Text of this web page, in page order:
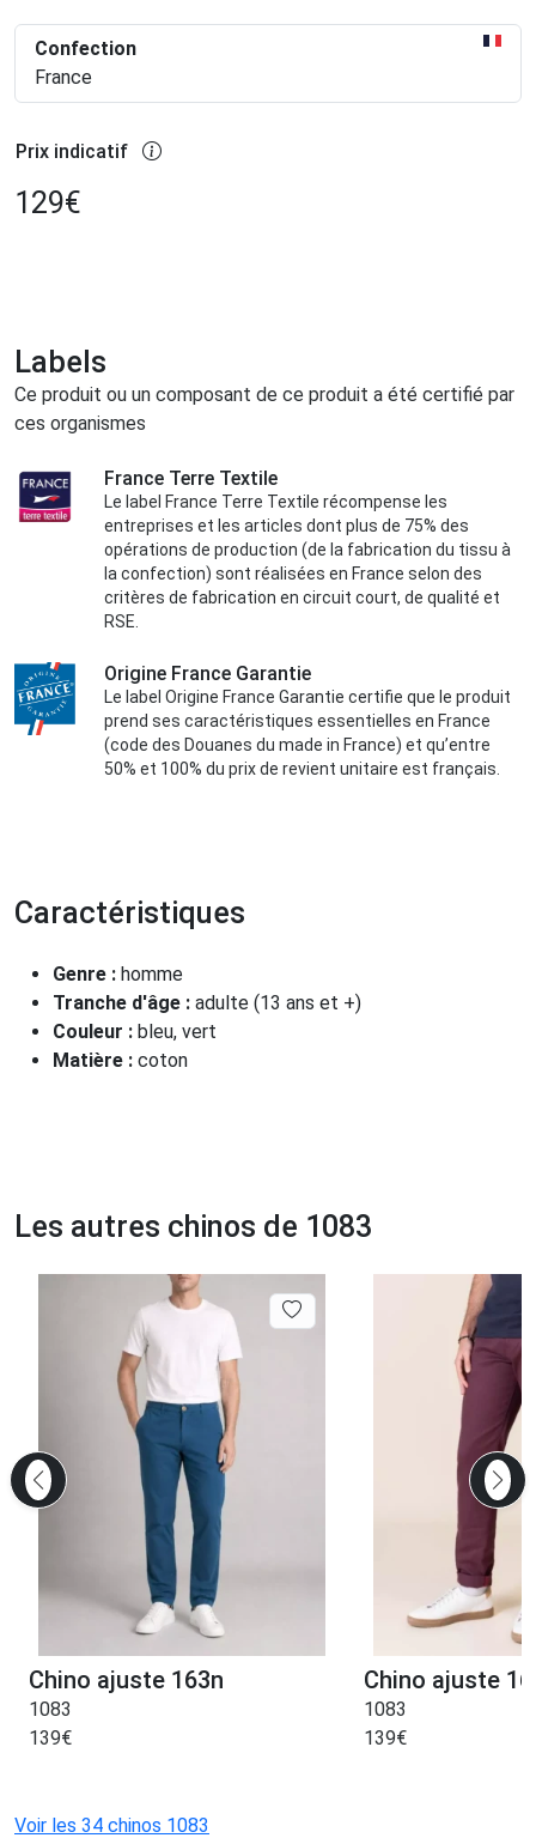
Confection
France
Prix indicatif
129€
Labels
Ce produit ou un composant de ce produit a été certifié par
ces organismes
France Terre Textile
Le label France Terre Textile récompense les
entreprises et les articles dont plus de 75% des
opérations de production (de la fabrication du tissu à
la confection) sont réalisées en France selon des
critères de fabrication en circuit court, de qualité et
RSE.
Origine France Garantie
Le label Origine France Garantie certifie que le produit
prend ses caractéristiques essentielles en France
(code des Douanes du made in France) et qu’entre
50% et 100% du prix de revient unitaire est français.
Caractéristiques
Genre : homme
Tranche d'âge : adulte (13 ans et +)
Couleur : bleu, vert
Matière : coton
Les autres chinos de 1083
Chino ajuste 163n
1083
139€
Chino ajuste
1083
139€
Voir les 34 chinos 1083